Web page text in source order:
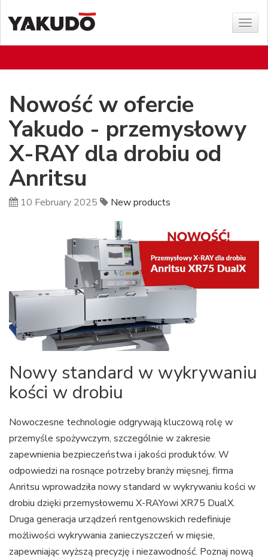
Show
menu
Nowość w ofercie
Yakudo - przemysłowy
X-RAY dla drobiu od
Anritsu
10 February 2025 New products
Nowy standard w wykrywaniu
kości w drobiu
Nowoczesne technologie odgrywają kluczową rolę w
przemyśle spożywczym, szczególnie w zakresie
zapewnienia bezpieczeństwa i jakości produktów. W
odpowiedzi na rosnące potrzeby branży mięsnej, firma
Anritsu wprowadziła nowy standard w wykrywaniu kości w
drobiu dzięki przemysłowemu X-RAYowi XR75 DualX.
Druga generacja urządzeń rentgenowskich redefiniuje
możliwości wykrywania zanieczyszczeń w mięsie,
zapewniając wyższą precyzję i niezawodność. Poznaj nową